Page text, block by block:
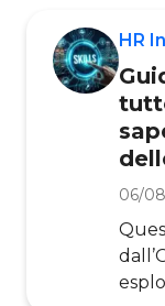
in decisioni.
è un
che
HR
06/